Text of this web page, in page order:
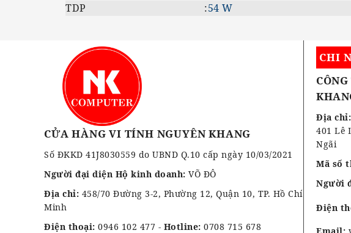
TDP :54 W
CỬA HÀNG VI TÍNH NGUYÊN KHANG
Số ĐKKD 41J8030559 do UBND Q.10 cấp ngày 10/03/2021
Người đại diện Hộ kinh doanh: VÕ ĐÔ
Địa chỉ: 458/70 Đường 3-2, Phường 12, Quận 10, TP. Hồ Chí
Minh
Điện thoại: 0946 102 477 - Hotline: 0708 715 678
CHI
Địa chỉ:
401 Lê
Ngãi
Mã số
Người
Điện